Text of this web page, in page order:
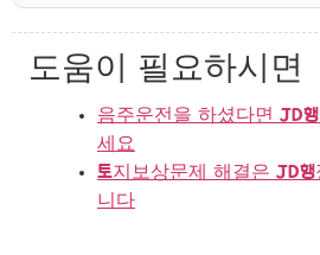
도움이 필요하시면
음주운전을 하셨다면 JD
세요
토지보상문제 해결은 JD
니다